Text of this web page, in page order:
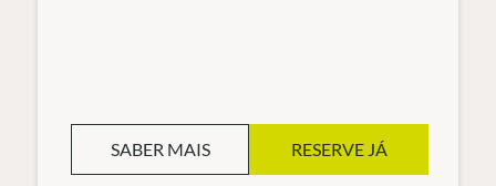
SABER MAIS RESERVE JÁ